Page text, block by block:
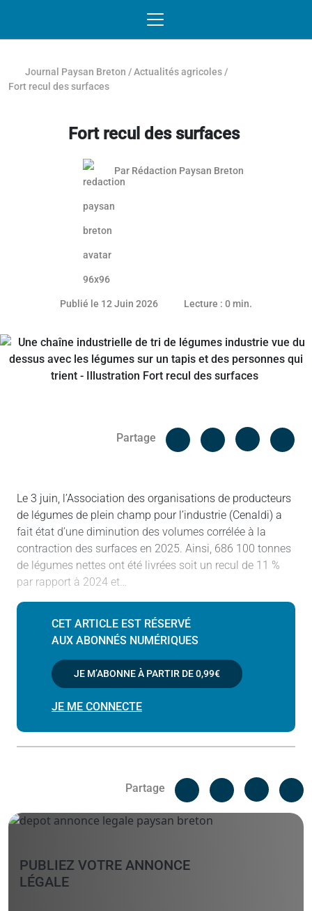
Journal Paysan Breton /Actualités agricoles /
Fort recul des surfaces
Fort recul des surfaces
Article réservé aux abonnés
Par Rédaction Paysan Breton
Publié le 12 Juin 202611 juin 2026Lecture : 0 min.
Partage
Facebook
Le 3 juin, l’Association des organisations de producteurs
de légumes de plein champ pour l’industrie (Cenaldi) a
fait état d’une diminution des volumes corrélée à la
contraction des surfaces en 2025. Ainsi, 686 100 tonnes
de légumes nettes ont été livrées soit un recul de 11 %
par rapport à 2024 et…
CET ARTICLE EST RÉSERVÉ
AUX ABONNÉS NUMÉRIQUES
JE M’ABONNE À PARTIR DE0,99€
JE ME CONNECTE
Partage
Facebook
Linked
PUBLIEZ VOTRE ANNONCE
LÉGALE